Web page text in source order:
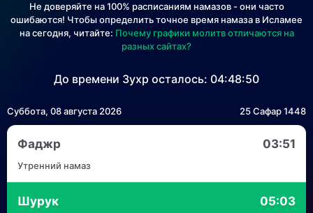
Не доверяйте на 100% расписаниям намазов - они часто
ошибаются! Чтобы определить точное время намаза в Исламее
на сегодня, читайте: Почему графики молитв отличаются на
разных сайтах?
До времени Зухр осталось: 04:48:50
Суббота, 08 августа 2026 25 Сафар 1448
Фаджр 03:51
Утренний намаз
Шурук 05:03